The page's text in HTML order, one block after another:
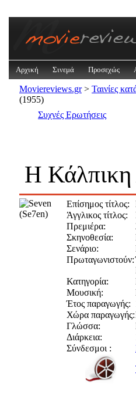
Αρχική Σινεμά Προσεχώς
Moviereviews.gr > Ταινίες
(1955)
Συχνές Ερωτήσεις
Η
Επίσημος τίτλος:
Άγγλικος τίτλος:
Πρεμιέρα:
Σκηνοθεσία:
Σενάριο:
Πρωταγωνιστούν:
Κατηγορία:
Μουσική:
Έτος παραγωγής:
Χώρα παραγωγής:
Γλώσσα:
Διάρκεια:
Σύνδεσμοι :